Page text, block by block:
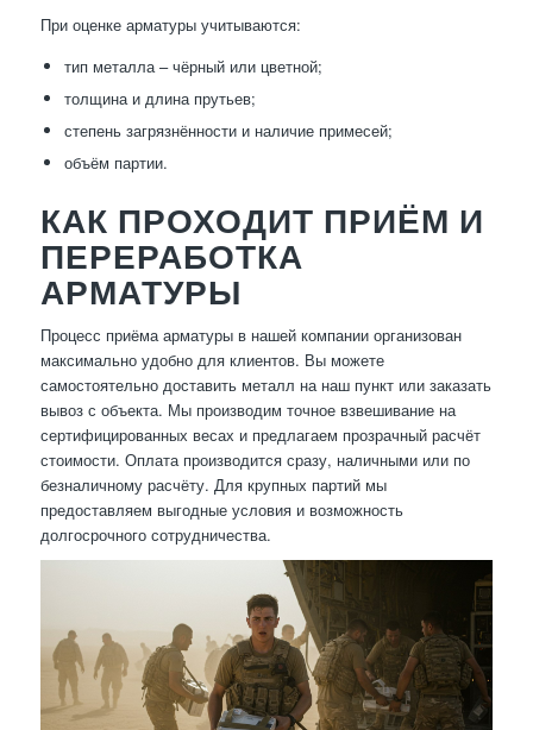
При оценке арматуры учитываются:
тип металла – чёрный или цветной;
толщина и длина прутьев;
степень загрязнённости и наличие примесей;
объём партии.
КАК ПРОХОДИТ ПРИЁМ И
ПЕРЕРАБОТКА
АРМАТУРЫ
Процесс приёма арматуры в нашей компании организован
максимально удобно для клиентов. Вы можете
самостоятельно доставить металл на наш пункт или заказать
вывоз с объекта. Мы производим точное взвешивание на
сертифицированных весах и предлагаем прозрачный расчёт
стоимости. Оплата производится сразу, наличными или по
безналичному расчёту. Для крупных партий мы
предоставляем выгодные условия и возможность
долгосрочного сотрудничества.